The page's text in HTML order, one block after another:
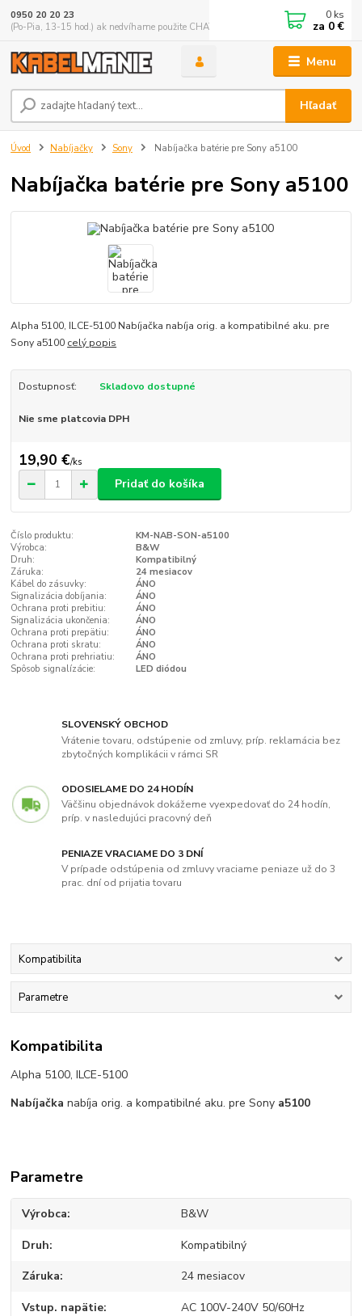
Menu
Hľadať
0950 20 20 23
(Po-Pia, 13-15 hod.) ak nedvíhame použite CHATBOX
0 ks
za 0 €
Úvod Nabíjačky Sony Nabíjačka batérie pre Sony a5100
Nabíjačka batérie pre Sony a5100
Alpha 5100, ILCE-5100 Nabíjačka nabíja orig. a kompatibilné aku. pre
Sony a5100 celý popis
Dostupnosť: Skladovo dostupné
Nie sme platcovia DPH
19,90 €/ks
Pridať do košíka
Číslo produktu:
KM-NAB-SON-a5100
Výrobca:
B&W
Druh:
Kompatibilný
Záruka:
24 mesiacov
Kábel do zásuvky:
ÁNO
Signalizácia dobíjania:
ÁNO
Ochrana proti prebitiu:
ÁNO
Signalizácia ukončenia:
ÁNO
Ochrana proti prepätiu:
ÁNO
Ochrana proti skratu:
ÁNO
Ochrana proti prehriatiu:
ÁNO
Spôsob signalízácie:
LED diódou
SLOVENSKÝ OBCHOD
Vrátenie tovaru, odstúpenie od zmluvy, príp. reklamácia bez
zbytočných komplikácii v rámci SR
ODOSIELAME DO 24 HODÍN
Väčšinu objednávok dokážeme vyexpedovať do 24 hodín,
príp. v nasledujúci pracovný deň
PENIAZE VRACIAME DO 3 DNÍ
V prípade odstúpenia od zmluvy vraciame peniaze už do 3
prac. dní od prijatia tovaru
Kompatibilita
Parametre
Kompatibilita
Alpha 5100, ILCE-5100
Nabíjačka nabíja orig. a kompatibilné aku. pre Sony a5100
Parametre
Výrobca B&W
Druh Kompatibilný
Záruka 24 mesiacov
Vstup. napätie AC 100V-240V 50/60Hz